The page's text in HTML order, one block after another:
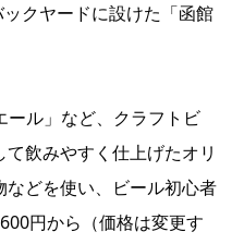
クヤードに設けた「函館
ール」など、クラフトビ
飲みやすく仕上げたオリ
どを使い、ビール初心者
円から（価格は変更す